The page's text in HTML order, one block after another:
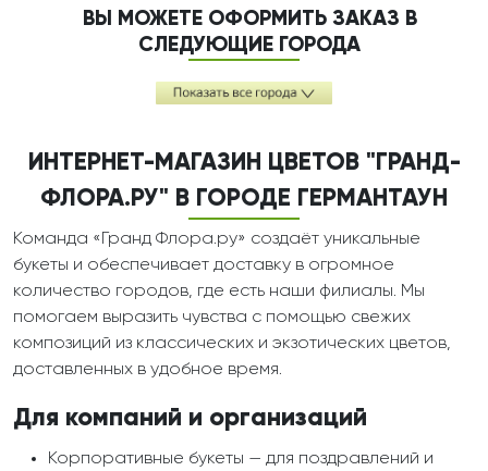
ВЫ МОЖЕТЕ ОФОРМИТЬ ЗАКАЗ В
СЛЕДУЮЩИЕ ГОРОДА
ИНТЕРНЕТ-МАГАЗИН ЦВЕТОВ "ГРАНД-
ФЛОРА.РУ" В ГОРОДЕ ГЕРМАНТАУН
Команда «Гранд Флора.ру» создаёт уникальные
букеты и обеспечивает доставку в огромное
количество городов, где есть наши филиалы. Мы
помогаем выразить чувства с помощью свежих
композиций из классических и экзотических цветов,
доставленных в удобное время.
Для компаний и организаций
Корпоративные букеты — для поздравлений и